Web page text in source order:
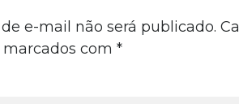
e-mail não será publicado.
com *